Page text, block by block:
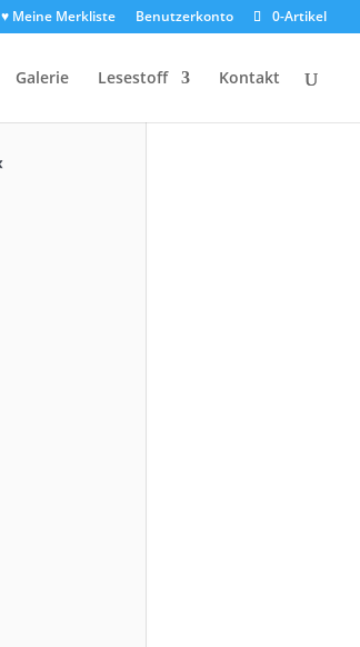
♥ Meine Merkliste Benutzerkonto 0-Artikel
Galerie Lesestoff Kontakt